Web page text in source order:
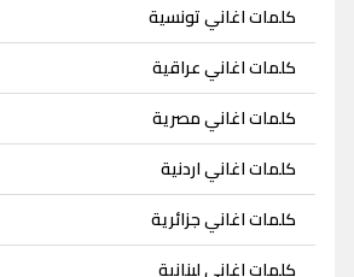
كلمات اغاني تونسية
كلمات اغاني عراقية
كلمات اغاني مصرية
كلمات اغاني اردنية
كلمات اغاني جزائرية
كلمات اغاني لبنانية